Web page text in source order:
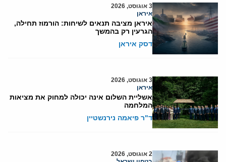
3 אוגוסט, 2026
איראן
איראן מציבה תנאים לשיחות: הורמוז תחילה,
הגרעין רק בהמשך
דסק איראן
3 אוגוסט, 2026
איראן
אשליית השלום אינה יכולה למחוק את מציאות
המלחמה
ד"ר פיאמה נירנשטיין
2 אוגוסט, 2026